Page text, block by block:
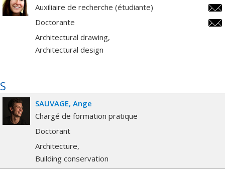
Auxiliaire de recherche (étudiante)
Doctorante
Architectural drawing
Architectural design
S
SAUVAGE Ange
Chargé de formation pratique
Doctorant
Architecture
Building conservation